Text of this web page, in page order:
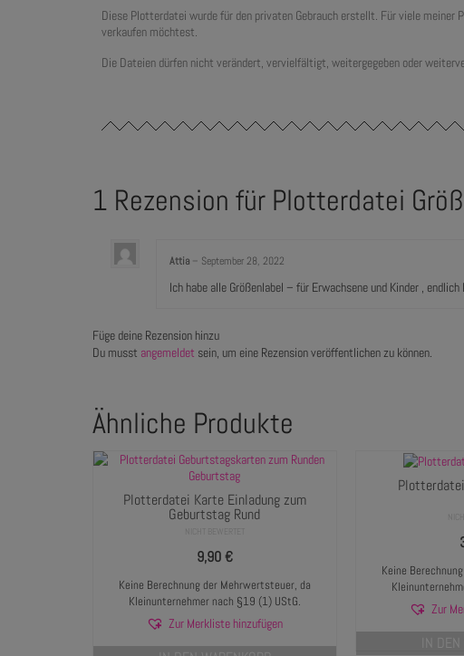
Diese Plotterdatei wurde für den privaten Gebrauch erstellt. Für viele
verkaufen möchtest.
Die Dateien dürfen nicht verändert, vervielfältigt, weitergegeben oder
1 Rezension für Plotterdatei
Attia – September 28, 2022
Ich habe alle Größenlabel – für Erwachsene und Kinder ,
Füge deine Rezension hinzu
Du musst angemeldet sein, um eine Rezension veröffentlichen zu können.
Ähnliche Produkte
Plotterdatei Karte Einladung zum
Geburtstag Rund
9,90€
Keine Berechnung der Mehrwertsteuer, da
Kleinunternehmer nach §19 (1) UStG.
Zur Merkliste hinzufügen
Keine
Zur
IN